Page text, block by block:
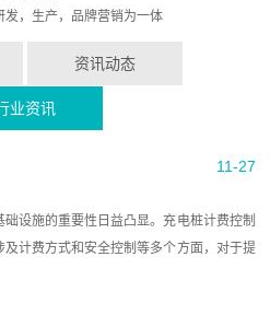
发，生产，品牌营销为一体
资讯动态
业资讯
11-27
设施的重要性日益凸显。充电桩计费控制
计费方式和安全控制等多个方面，对于提